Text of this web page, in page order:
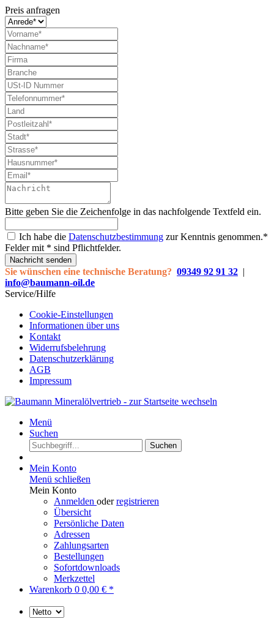
Preis anfragen
Bitte geben Sie die Zeichenfolge in das nachfolgende Textfeld ein.
Ich habe die Datenschutzbestimmung zur Kenntnis genommen.*
Felder mit * sind Pflichtfelder.
Nachricht senden
Sie wünschen eine technische Beratung? 09349 92 91 32 |
info@baumann-oil.de
Service/Hilfe
Cookie-Einstellungen
Informationen über uns
Kontakt
Widerrufsbelehrung
Datenschutzerklärung
AGB
Impressum
Menü
Suchen
Suchen
Mein Konto
Menü schließen
Mein Konto
Anmelden oderregistrieren
Übersicht
Persönliche Daten
Adressen
Zahlungsarten
Bestellungen
Sofortdownloads
Merkzettel
Warenkorb 0 0,00 € *